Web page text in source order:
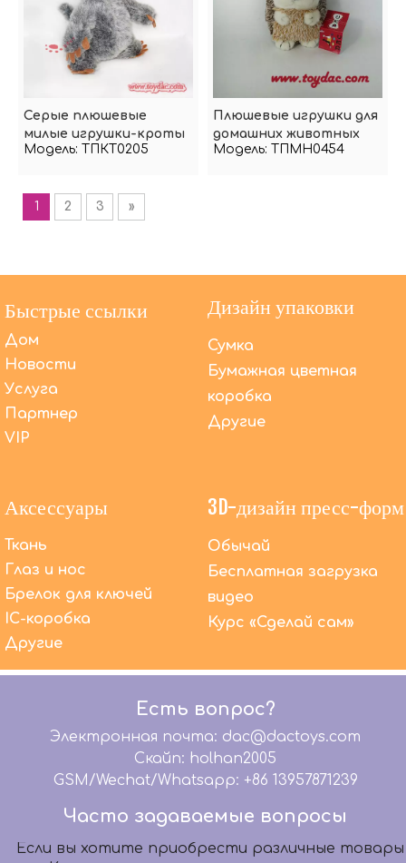
Серые плюшевые
милые игрушки-кроты
Модель: ТПКТ0205
Плюшевые игрушки для
домашних животных
«Ежики»
Модель: ТПМН0454
1 2 3 »
Быстрые ссылки
Дом
Новости
Услуга
Партнер
VIP
Дизайн упаковки
Сумка
Бумажная цветная
коробка
Другие
Аксессуары
Ткань
Глаз и нос
Брелок для ключей
IC-коробка
Другие
3D-дизайн пресс-форм
Обычай
Бесплатная загрузка
видео
Курс «Сделай сам»
Есть вопрос?
Электронная почта: dac@dactoys.com
Скайп: holhan2005
GSM/Wechat/Whatsapp: +86 13957871239
Часто задаваемые вопросы
Помимо OEM-производства, что DACToys может
сделать еще?
Мы предлагаем высококачественные услуги
OEM-производства уже более 20 лет. В то же
обслуживание: графический дизайн, 3D-
шаблон, разработку образцов, дизайн
микросхем, помогаем вашей команде
дизайнеров передать ваши волшебные идеи
Идеальные продукты.
Могу ли я также купить другие продукты от
Если вы хотите приобрести различные товары
из Китая, за исключением плюшевых игрушек,